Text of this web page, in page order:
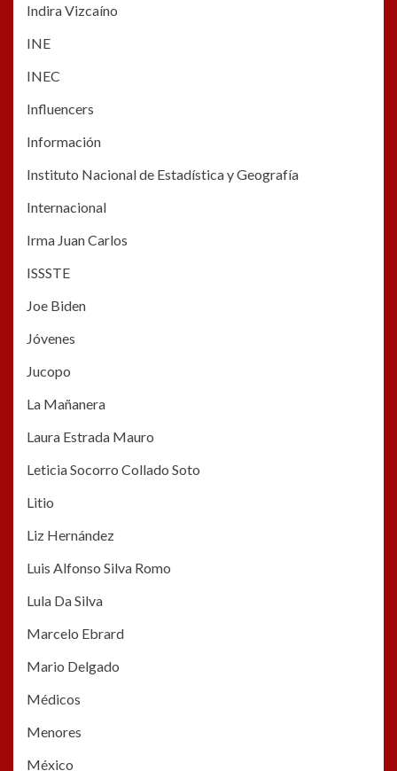
Indira Vizcaíno
INE
INEC
Influencers
Información
Instituto Nacional de Estadística y Geografía
Internacional
Irma Juan Carlos
ISSSTE
Joe Biden
Jóvenes
Jucopo
La Mañanera
Laura Estrada Mauro
Leticia Socorro Collado Soto
Litio
Liz Hernández
Luis Alfonso Silva Romo
Lula Da Silva
Marcelo Ebrard
Mario Delgado
Médicos
Menores
México